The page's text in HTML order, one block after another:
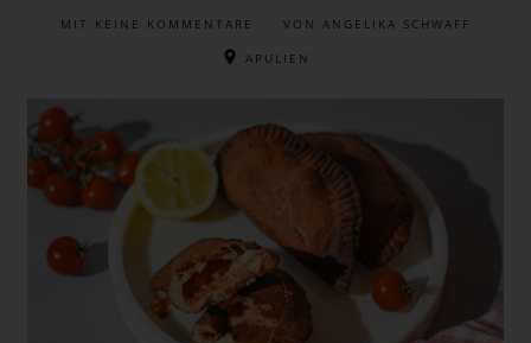
MIT KEINE KOMMENTARE VON ANGELIKA SCHWAFF
APULIEN